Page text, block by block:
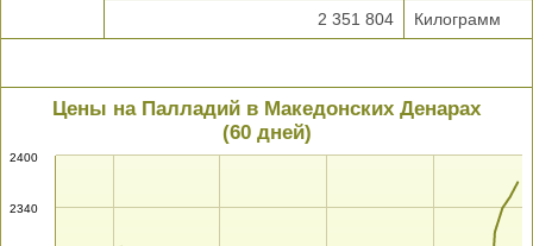
2 351 804 Килограмм
Цены на Палладий в Македонских Денарах
(60 дней)
2340
2400